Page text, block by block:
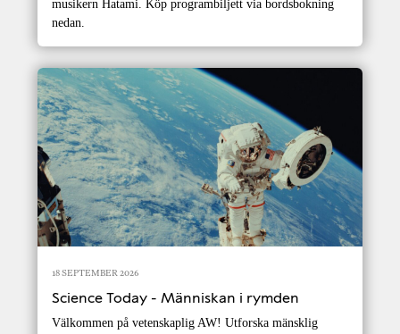
musikern Hatami. Köp programbiljett via bordsbokning
nedan.
18 SEPTEMBER 2026
Science Today - Människan i rymden
Välkommen på vetenskaplig AW! Utforska mänsklig